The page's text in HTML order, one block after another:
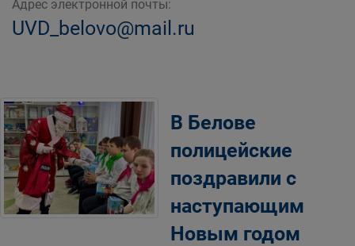
Адрес электронной почты:
UVD_belovo@mail.ru
В Белове
полицейские
поздравили с
наступающим
Новым годом